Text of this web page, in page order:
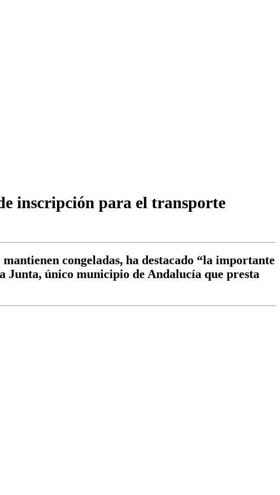
inscripción para el transporte
congeladas, ha destacado “la importante
único municipio de Andalucía que presta